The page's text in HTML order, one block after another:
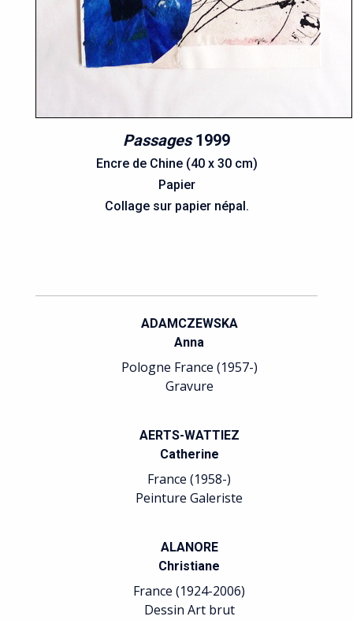
Passages1999
Encre de Chine (40 x 30 cm)
Papier
Collage sur papier népal.
ADAMCZEWSKA
Anna
Pologne France (1957-)
Gravure
AERTS-WATTIEZ
Catherine
France (1958-)
Peinture Galeriste
ALANORE
Christiane
France (1924-2006)
Dessin Art brut